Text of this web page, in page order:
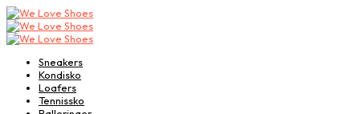
Sneakers
Kondisko
Loafers
Tennissko